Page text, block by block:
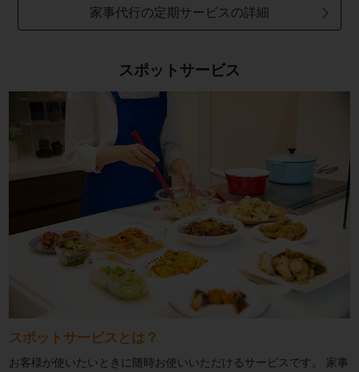
家事代行の定期サービスの詳細
スポットサービス
スポットサービスとは？
お客様が使いたいときに随時お使いいただけるサービスです。
家事